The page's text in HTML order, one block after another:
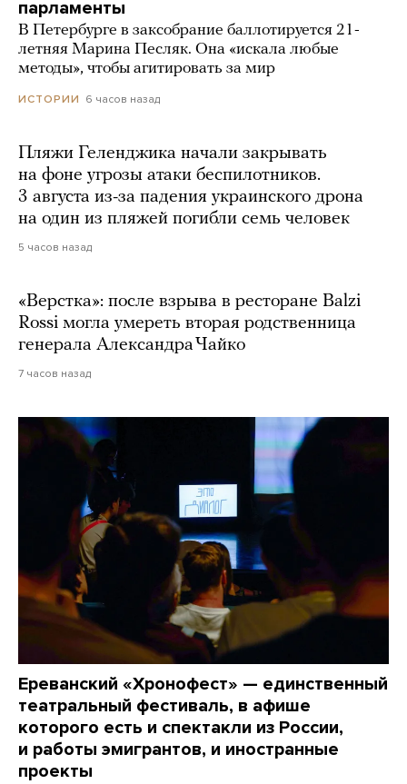
парламенты
В Петербурге в заксобрание баллотируется 21-
летняя Марина Песляк. Она «искала любые
методы», чтобы агитировать за мир
ИСТОРИИ 6 часов назад
Пляжи Геленджика начали закрывать
на фоне угрозы атаки беспилотников.
3 августа из-за падения украинского дрона
на один из пляжей погибли семь человек
5 часов назад
«Верстка»: после взрыва в ресторане Balzi
Rossi могла умереть вторая родственница
генерала Александра Чайко
7 часов назад
Ереванский «Хронофест» — единственный
театральный фестиваль, в афише
которого есть и спектакли из России,
и работы эмигрантов, и иностранные
проекты